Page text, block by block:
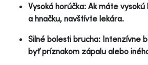
Vysoká horúčka: Ak máte
a hnačku, navštívte lekára.
Silné bolesti brucha: Intenzívne
byť príznakom zápalu alebo